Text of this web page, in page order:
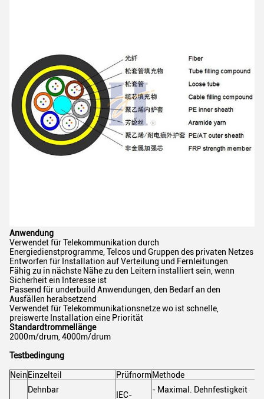
Anwendung
Verwendet für Telekommunikation durch
Energiedienstprogramme, Telcos und Gruppen des privaten Netzes
Entworfen für Installation auf Verteilung und Fernleitungen
Fähig zu in nächste Nähe zu den Leitern installiert sein, wenn
Sicherheit ein Interesse ist
Passend für underbuild Anwendungen, den Bedarf an den
Ausfällen herabsetzend
Verwendet für Telekommunikationsnetze wo ist schnelle,
preiswerte Installation eine Priorität
Standardtrommellänge
2000m/drum, 4000m/drum
Testbedingung
Nein Einzelteil PrüfnormMethode
Dehnbar
IEC-
- Maximal. Dehnfestigkeit